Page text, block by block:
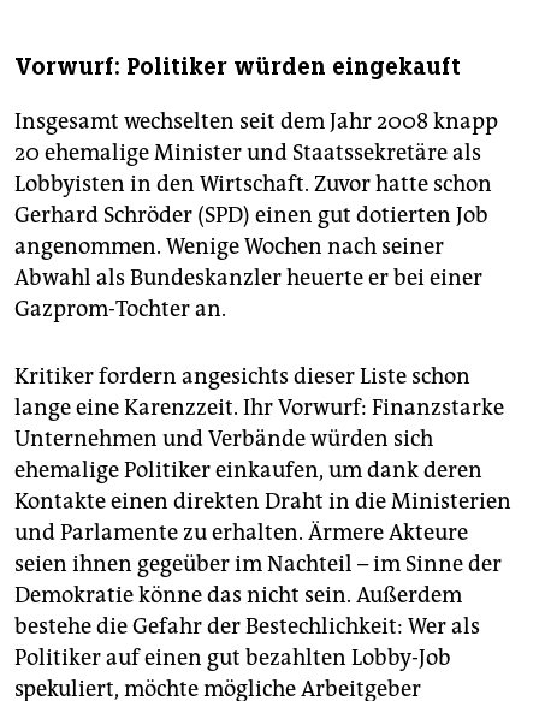
Vorwurf: Politiker würden eingekauft
Insgesamt wechselten seit dem Jahr 2008 knapp
20 ehemalige Minister und Staatssekretäre als
Lobbyisten in den Wirtschaft. Zuvor hatte schon
Gerhard Schröder (SPD) einen gut dotierten Job
angenommen. Wenige Wochen nach seiner
Abwahl als Bundeskanzler heuerte er bei einer
Gazprom-Tochter an.
Kritiker fordern angesichts dieser Liste schon
lange eine Karenzzeit. Ihr Vorwurf: Finanzstarke
Unternehmen und Verbände würden sich
ehemalige Politiker einkaufen, um dank deren
Kontakte einen direkten Draht in die Ministerien
und Parlamente zu erhalten. Ärmere Akteure
seien ihnen gegeüber im Nachteil – im Sinne der
Demokratie könne das nicht sein. Außerdem
bestehe die Gefahr der Bestechlichkeit: Wer als
Politiker auf einen gut bezahlten Lobby-Job
spekuliert, möchte mögliche Arbeitgeber